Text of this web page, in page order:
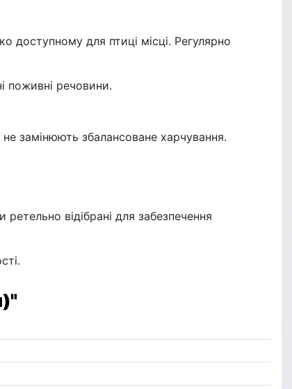
доступному для птиці місці. Регулярно
поживні речовини.
не замінюють збалансоване харчування.
відібрані для забезпечення